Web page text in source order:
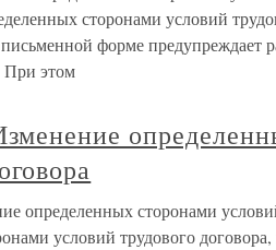
сторонами условий
форме предупреждает
При этом
определенных сторонами
условий трудового